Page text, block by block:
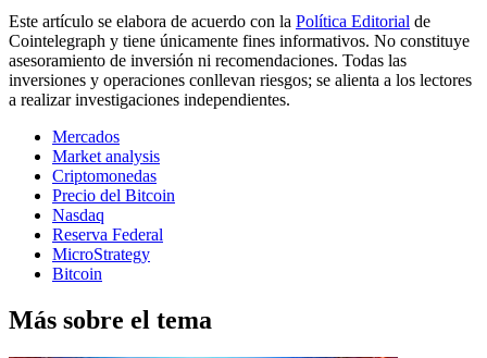
Este artículo se elabora de acuerdo con la Política Editorial de
Cointelegraph y tiene únicamente fines informativos. No constituye
asesoramiento de inversión ni recomendaciones. Todas las
inversiones y operaciones conllevan riesgos; se alienta a los lectores
a realizar investigaciones independientes.
Mercados
Market analysis
Criptomonedas
Precio del Bitcoin
Nasdaq
Reserva Federal
MicroStrategy
Bitcoin
Más sobre el tema